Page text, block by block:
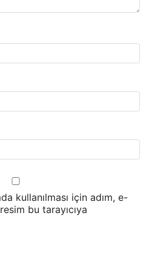
kullanılması için adım, e-
bu tarayıcıya